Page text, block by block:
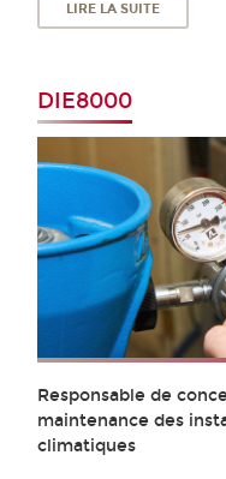
LIRE LA SUITE
DIE8000
Responsable de
maintenance des
climatiques